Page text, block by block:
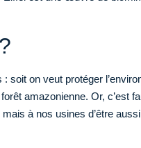
soit on veut protéger
amazonienne. Or, c’est
à nos usines d’être